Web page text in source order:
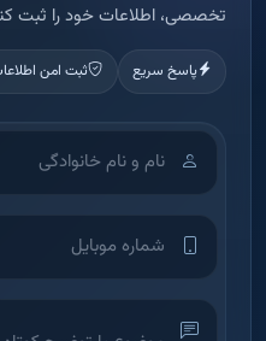
تخصصی، اطلاعات خود را ثبت
پاسخ سریع ثبت امن